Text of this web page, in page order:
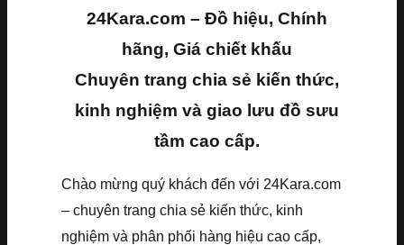
24Kara.com – Đồ hiệu, Chính
hãng, Giá chiết khấu
Chuyên trang chia sẻ kiến thức,
kinh nghiệm và giao lưu đồ sưu
tầm cao cấp.
Chào mừng quý khách đến với 24Kara.com
– chuyên trang chia sẻ kiến thức, kinh
nghiệm và phân phối hàng hiệu cao cấp,